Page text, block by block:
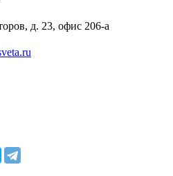
д. 23, офис 206-а